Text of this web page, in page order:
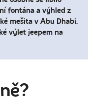
fontána a výhled z
mešita v Abu Dhabi.
výlet jeepem na